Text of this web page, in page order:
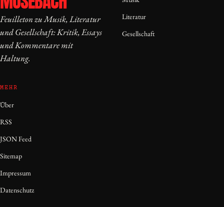
Feuilleton zu Musik, Literatur
und Gesellschaft: Kritik, Essays
und Kommentare mit
Haltung.
Literatur
Gesellschaft
MEHR
Über
RSS
JSON Feed
Sitemap
Impressum
Datenschutz